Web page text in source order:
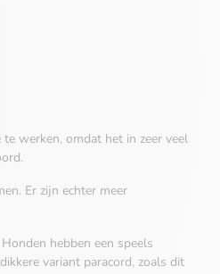
werken, omdat het in zeer veel
Er zijn echter meer
hebben een speels
variant paracord, zoals dit